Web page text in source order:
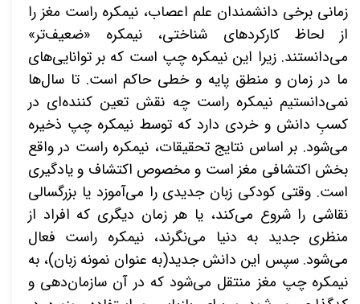
زمانی برخی دانشمندان علم اعصاب، نیمکره راست مغز را
از لحاظ کارکردهای شناختی، نیمکره «ضعیف‌تر»
می‌دانستند. زیرا این نیمکره چپ است که بر توانایی‌های
ما در زمان و منطق پایه و خطی حاکم است. تا سال‌ها
نمی‌دانستیم نیمکره راست چه نقش تعین کننده‌ای در
کسبِ دانش و خردی دارد که توسط نیمکره چپ ذخیره
می‌شود. بر اساس نتایج تحقیقات، نیمکره راست در واقع
بخش اکتشافی مغز است و مخصوص اکتشاف و یادگیری
است. وقتی کودکی زبان جدیدی را می‌آموزد یا بزرگسالی
نقاشی را شروع می‌کند، یا هر زمان دیگری که افراد از
منظری جدید به دنیا می‌نگرند، نیمکره راست فعال
می‌شود. سپس این دانش جدید(به عنوان نمونه زبان)، به
نیمکره چپ مغز منتقل می‌شود که در آن سازمان‌دهی و